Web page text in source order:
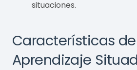
situaciones.
Características
Aprendizaje